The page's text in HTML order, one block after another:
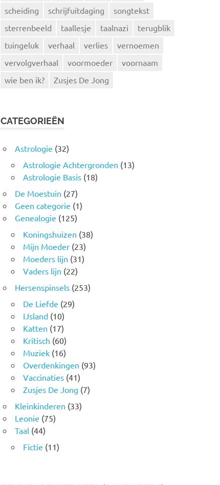
scheiding
schrijfuitdaging
songtekst
sterrenbeeld
taallesje taalnazi
terugblik
tuingeluk
verhaal verlies
vernoemen
vervolgverhaal
voormoeder
voornaam
wie ben ik?
Zusjes De Jong
CATEGORIEËN
Astrologie (32)
Astrologie Achtergronden (13)
Astrologie Basis (18)
De Moestuin (27)
Geen categorie (1)
Genealogie (125)
Koningshuizen (38)
Mijn Moeder (23)
Moeders lijn (31)
Vaders lijn (22)
Hersenspinsels (253)
De Liefde (29)
IJsland (10)
Katten (17)
Kritisch (60)
Muziek (16)
Overdenkingen (93)
Vaccinaties (41)
Zusjes De Jong (7)
Kleinkinderen (33)
Leonie (75)
Taal (44)
Fictie (11)